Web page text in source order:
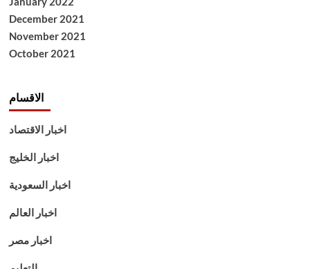
December 2021
November 2021
October 2021
الاقسام
اخبار الاقتصاد
اخبار الخليج
اخبار السعودية
اخبار العالم
اخبار مصر